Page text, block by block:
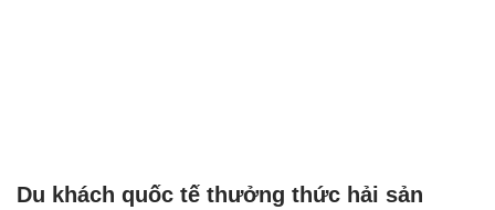
Du khách quốc tế thưởng thức hải sản